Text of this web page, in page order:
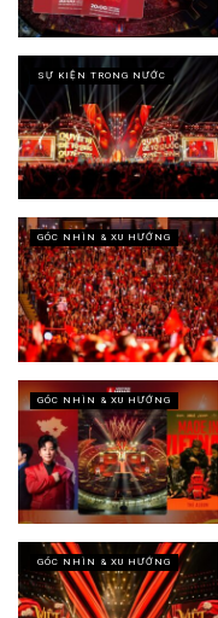
SỰ KIỆN TRONG NƯỚC
GÓC NHÌN & XU HƯỚNG
GÓC NHÌN & XU HƯỚNG
GÓC NHÌN & XU HƯỚNG